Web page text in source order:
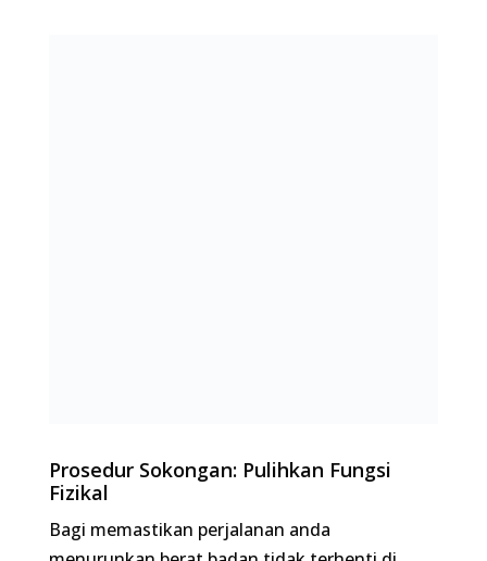
Fisioterapi Kami untuk memahami bagaimana
pakar klinikal kami merangka pergerakan
terapeutik yang membetulkan postur,
mengurangkan tekanan pada sendi, dan